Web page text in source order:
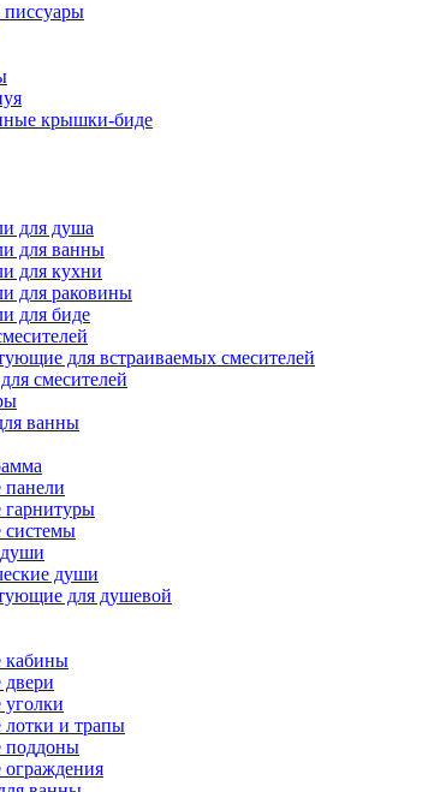
писсуары
крышки-биде
для душа
для ванны
для кухни
для раковины
для биде
для встраиваемых смесителей
смесителей
ванны
души
для душевой
кабины
и трапы
поддоны